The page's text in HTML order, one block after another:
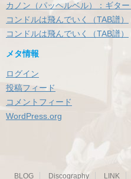
カノン（パッヘルベル）：ギタ
コンドルは飛んでいく（TAB譜）
コンドルは飛んでいく（TAB譜）
メタ情報
ログイン
投稿フィード
コメントフィード
WordPress.org
BLOG Discography LINK